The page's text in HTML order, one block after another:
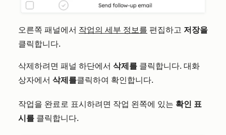
오른쪽 패널에서 작업의 세부 정보를 편집하고 저장을
클릭합니다.
삭제하려면 패널 하단에서 삭제를 클릭합니다. 대화
상자에서 삭제를클릭하여 확인합니다.
작업을 완료로 표시하려면 작업 왼쪽에 있는 확인 표
시를 클릭합니다.